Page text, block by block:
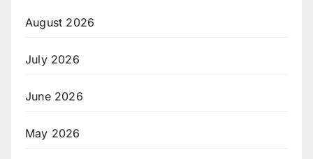
August 2026
July 2026
June 2026
May 2026